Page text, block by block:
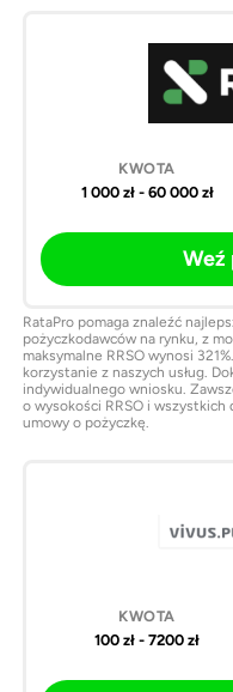
1 000 zł - 60 000 zł
Weź
RataPro pomaga znaleźć
pożyczkodawców na rynku, z
maksymalne RRSO wynosi
korzystanie z naszych usług.
indywidualnego wniosku.
o wysokości RRSO i
umowy o pożyczkę.
100 zł - 7200 zł